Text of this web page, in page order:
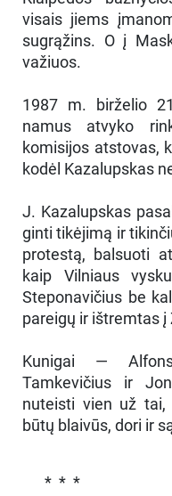
visais jiems
sugrąžins. O į
važiuos.
1987 m. birželio
namus atvyko
komisijos atstovas,
kodėl Kazalupskas
J. Kazalupskas
ginti tikėjimą ir
protestą, balsuoti
kaip Vilniaus
Steponavičius be
pareigų ir ištremtas į
Kunigai —
Tamkevičius ir
nuteisti vien už tai,
būtų blaivūs, dori ir
* * *